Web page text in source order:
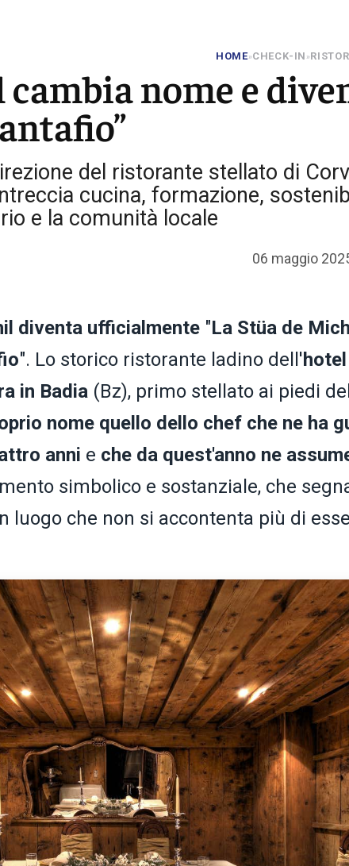
HOME»CHECK-IN »
nome e
del ristorante stellato di
cucina, formazione,
e la comunità locale
06 maggio
diventa ufficialmente "La Stüa de
". Lo storico ristorante ladino dell'hotel
in Badia (Bz), primo stellato ai piedi
nome quello dello chef che ne ha
anni e che da quest'anno ne
simbolico e sostanziale, che
luogo che non si accontenta più di